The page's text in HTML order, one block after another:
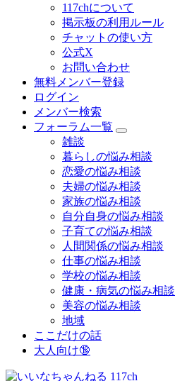
117chについて
掲示板の利用ルール
チャットの使い方
公式X
お問い合わせ
無料メンバー登録
ログイン
メンバー検索
フォーラム一覧
雑談
暮らしの悩み相談
恋愛の悩み相談
夫婦の悩み相談
家族の悩み相談
自分自身の悩み相談
子育ての悩み相談
人間関係の悩み相談
仕事の悩み相談
学校の悩み相談
健康・病気の悩み相談
美容の悩み相談
地域
ここだけの話
大人向け🔞